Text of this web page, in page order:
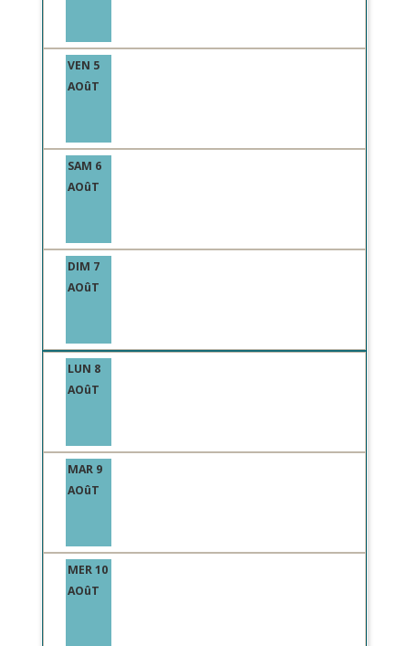
VEN 5
AOûT
SAM 6
AOûT
DIM 7
AOûT
LUN 8
AOûT
MAR 9
AOûT
MER 10
AOûT